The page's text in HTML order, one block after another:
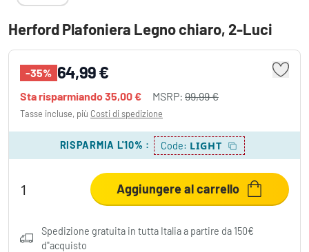
Herford Plafoniera Legno chiaro, 2-Luci
-35% 64,99 €
Sta risparmiando35,00 € MSRP: 99,99 €
Tasse incluse, più Costi di spedizione
RISPARMIA L'10% : Code: LIGHT
Aggiungere al carrello
Spedizione gratuita in tutta Italia a partire da 150€
d"acquisto